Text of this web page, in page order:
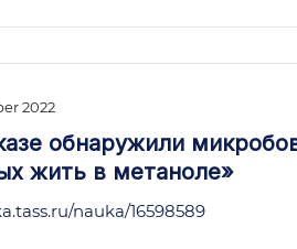
2022
обнаружили
жить в метаноле»
nauka/16598589